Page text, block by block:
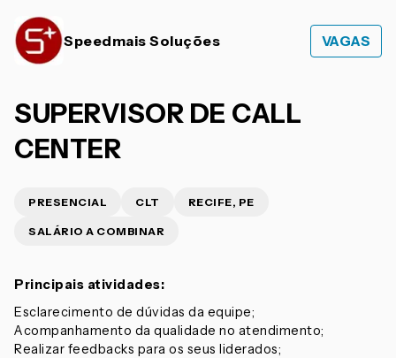
Speedmais Soluções VAGAS
SUPERVISOR DE CALL
CENTER
PRESENCIAL CLT RECIFE, PE
SALÁRIO A COMBINAR
Principais atividades:
Esclarecimento de dúvidas da equipe;
Acompanhamento da qualidade no atendimento;
Realizar feedbacks para os seus liderados;